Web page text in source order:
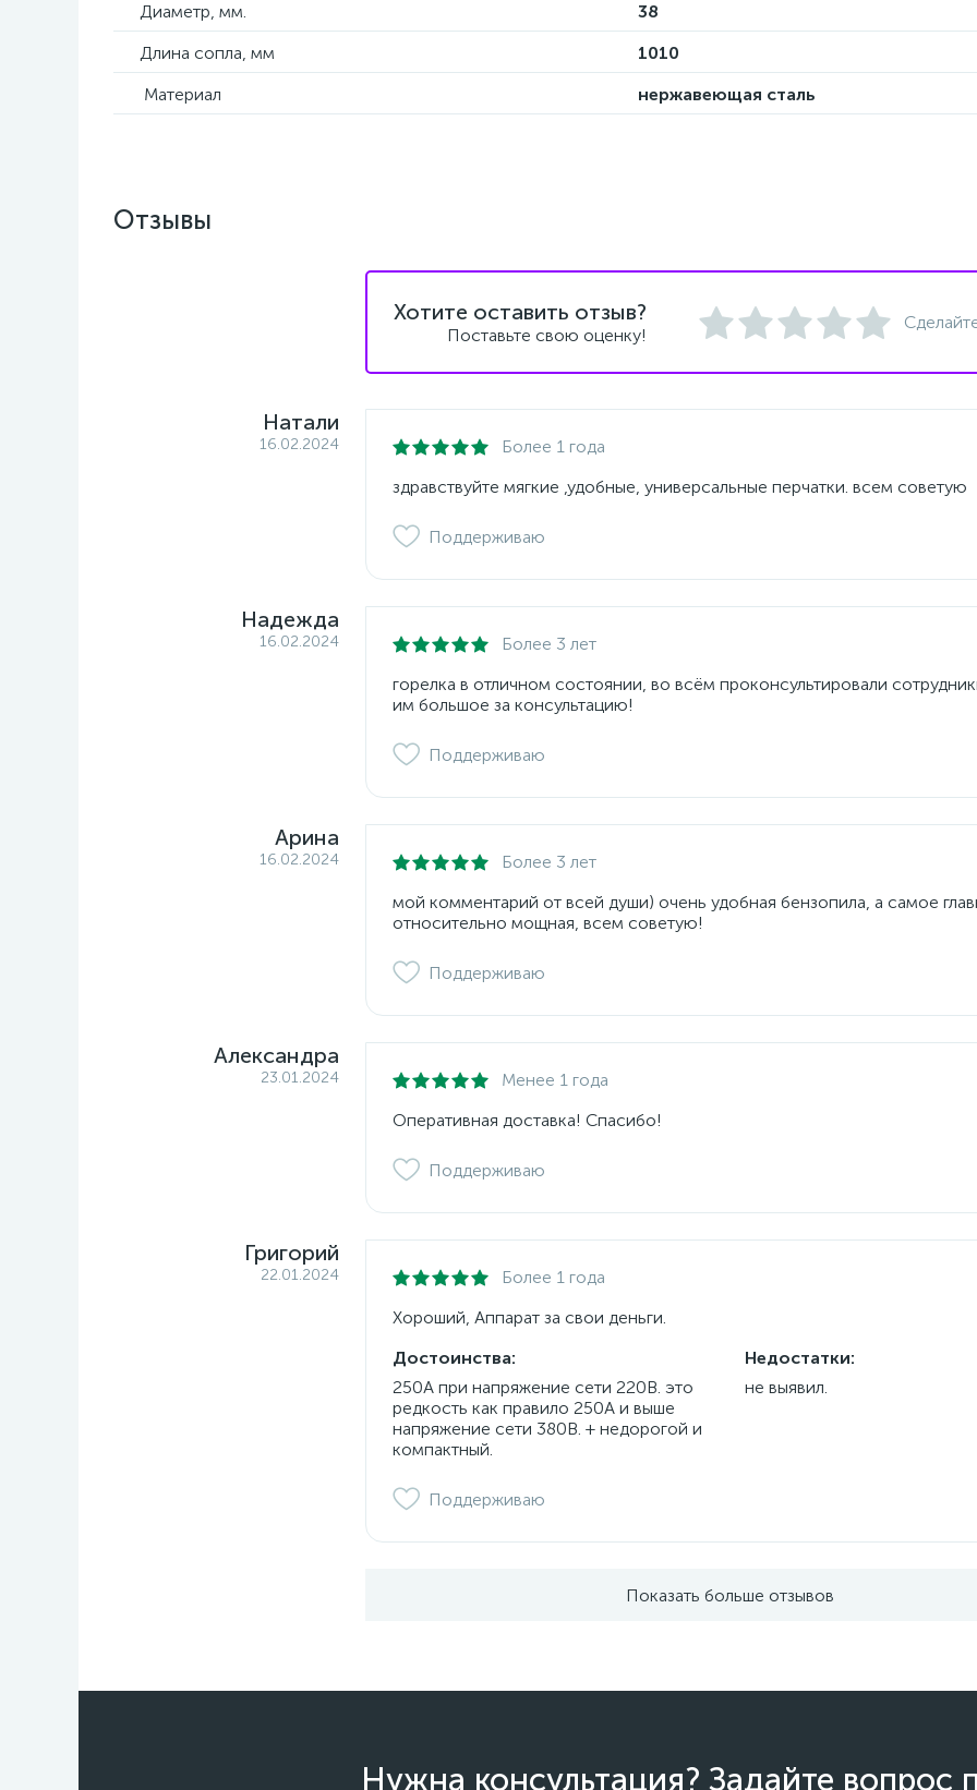
Диаметр, мм.
38
Длина сопла, мм
1010
Материал
нержавеющая сталь
Отзывы
Хотите оставить отзыв?
Поставьте свою оценку!
Натали
16.02.2024 Более 1 года
здравствуйте мягкие ,удобные, универсальные перчатки. всем советую
Поддерживаю
Надежда
16.02.2024 Более 3 лет
горелка в отличном состоянии, во всём проконсультировали
им большое за консультацию!
Поддерживаю
Арина
16.02.2024 Более 3 лет
мой комментарий от всей души) очень удобная бензопила, а самое
относительно мощная, всем советую!
Поддерживаю
Александра
23.01.2024 Менее 1 года
Оперативная доставка! Спасибо!
Поддерживаю
Григорий
22.01.2024 Более 1 года
Хороший, Аппарат за свои деньги.
Достоинства:
250А при напряжение сети 220В. это
редкость как правило 250А и выше
напряжение сети 380В. + недорогой и
компактный.
Недостатки:
не выявил.
Поддерживаю
Показать больше отзывов
Нужна консультация? Задайте вопрос